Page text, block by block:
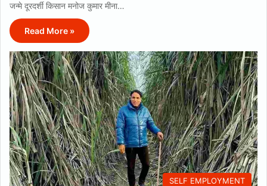
जन्मे दूरदर्शी किसान मनोज कुमार मीना…
Read More »
SELF EMPLOYMENT